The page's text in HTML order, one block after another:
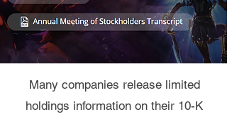
Many companies release limited
holdings information on their 10-K